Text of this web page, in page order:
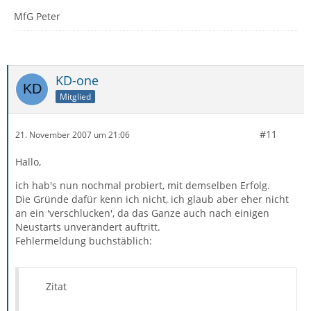
MfG Peter
KD-one
Mitglied
21. November 2007 um 21:06 #11
Hallo,
ich hab's nun nochmal probiert, mit demselben Erfolg.
Die Gründe dafür kenn ich nicht, ich glaub aber eher nicht
an ein 'verschlucken', da das Ganze auch nach einigen
Neustarts unverändert auftritt.
Fehlermeldung buchstäblich:
Zitat